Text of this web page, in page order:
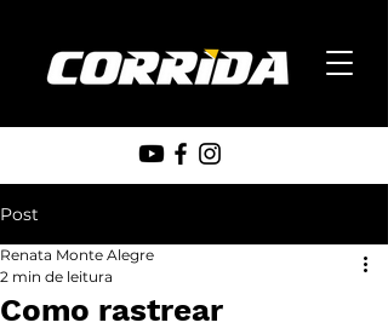
Post
Como rastrear
Renata Monte Alegre
2 min de leitura